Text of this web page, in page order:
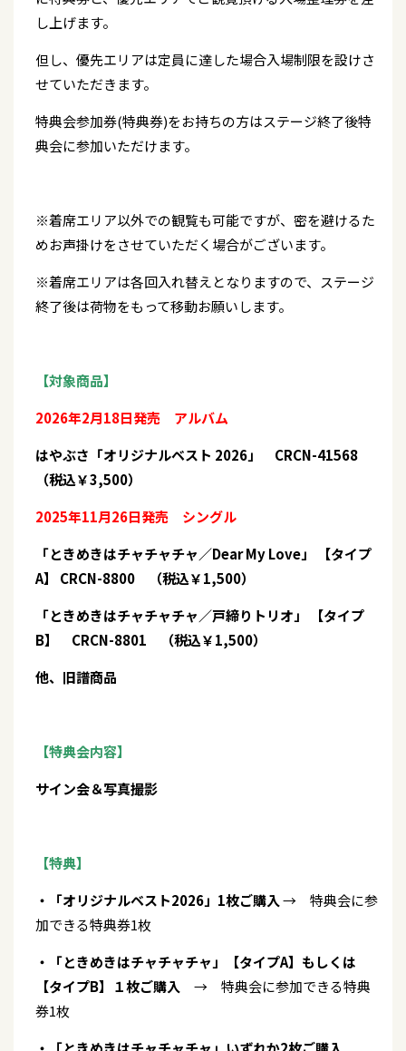
し上げます。
但し、優先エリアは定員に達した場合入場制限を設けさ
せていただきます。
特典会参加券(特典券)をお持ちの方はステージ終了後特
典会に参加いただけます。
※着席エリア以外での観覧も可能ですが、密を避けるた
めお声掛けをさせていただく場合がございます。
※着席エリアは各回入れ替えとなりますので、ステージ
終了後は荷物をもって移動お願いします。
【対象商品】
2026年2月18日発売 アルバム
はやぶさ「オリジナルベスト 2026」 CRCN-41568
（税込￥3,500）
2025年11月26日発売 シングル
「ときめきはチャチャチャ／Dear My Love」 【タイプ
A】 CRCN-8800 （税込￥1,500）
「ときめきはチャチャチャ／戸締りトリオ」 【タイプ
B】 CRCN-8801 （税込￥1,500）
他、旧譜商品
【特典会内容】
サイン会＆写真撮影
【特典】
・「オリジナルベスト2026」1枚ご購入→ 特典会に参
加できる特典券1枚
・「ときめきはチャチャチャ」【タイプA】もしくは
【タイプB】１枚ご購入 → 特典会に参加できる特典
券1枚